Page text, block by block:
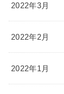
2022年3月
2022年2月
2022年1月